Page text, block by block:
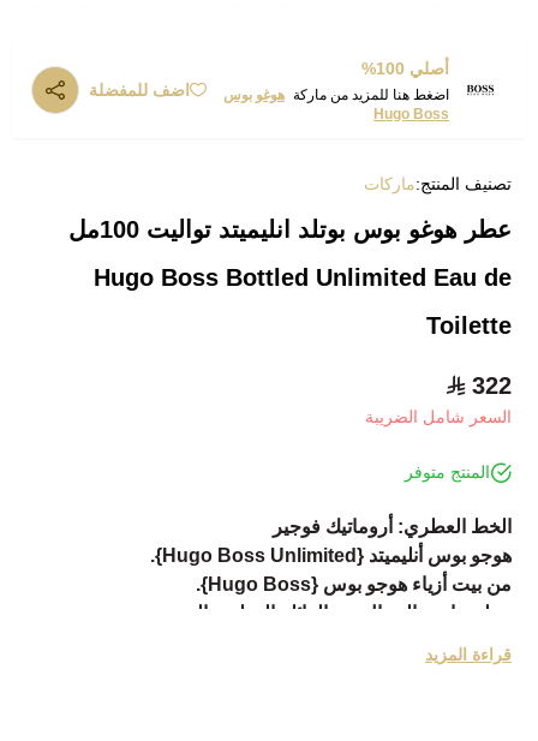
أصلي 100%
اضغط هنا للمزيد من ماركة هوغو بوس
Hugo Boss
اضف للمفضلة
تصنيف المنتج:ماركات
عطر هوغو بوس بوتلد انليميتد تواليت 100مل
Hugo Boss Bottled Unlimited Eau de
Toilette
322
السعر شامل الضريبة
المنتج متوفر
الخط العطري: أروماتيك فوجير
هوجو بوس أنليميتد {Hugo Boss Unlimited}.
من بيت أزياء هوجو بوس {Hugo Boss}.
عطر خاص بالرجال من العائلة العطرية السرخسية.
تم إطلاق العطر في 2014.
عطر أنيق جداُ بعبير نبات السرخس للرجال
قراءة المزيد